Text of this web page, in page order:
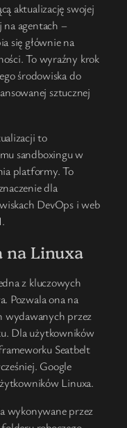
aktualizację swojej
agentach –
się głównie na
To wyraźny krok
środowiska do
sztucznej
to
sandboxingu w
platformy. To
dla
DevOps i web
na Linuxa
z kluczowych
Pozwala ona na
wydawanych przez
Dla użytkowników
Seatbelt
Google
Linuxa.
wykonywane przez